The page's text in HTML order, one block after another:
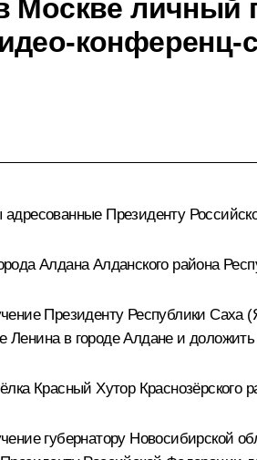
Москве личный
конференц-
Президенту
Алдана Алданского района
Президенту Республики
в городе Алдане и
Красный Хутор Краснозёрского
губернатору Новосибирской